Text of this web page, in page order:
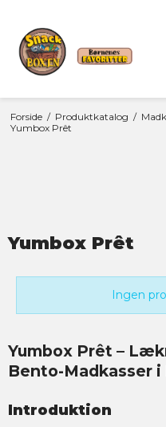
Forside / Produktkatalog /
Yumbox Prêt
Yumbox Prêt
Ingen
Yumbox Prêt –
Bento-Madkasser
Introduktion